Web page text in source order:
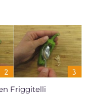
Friggitelli